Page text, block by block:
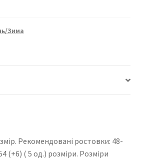
Зима
Рекомендовані ростовки: 48-
(+6) ( 5 од.) розміри. Розміри